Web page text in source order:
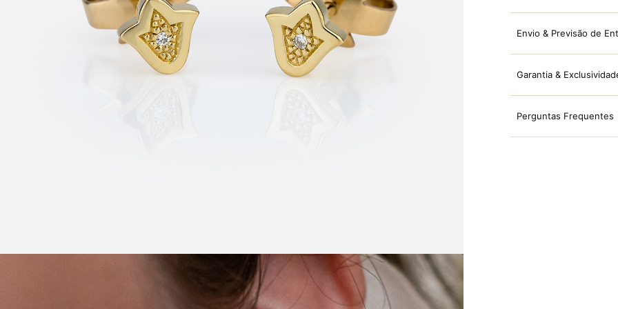
Envio & Previsão de
Garantia &
Perguntas Frequentes